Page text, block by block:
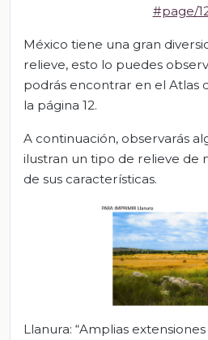
#page/
México tiene una gran
relieve, esto lo puedes
podrás encontrar en el Atlas
la página 12.
A continuación, observarás
ilustran un tipo de relieve de
de sus características.
Llanura: “Amplias